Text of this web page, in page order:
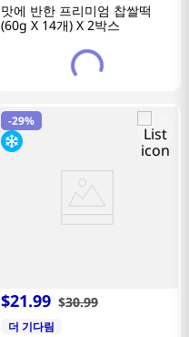
맛에 반한 프리미엄 찹쌀떡
(60g X 14개) X 2박스
-29%
$21.99 $30.99
더 기다림